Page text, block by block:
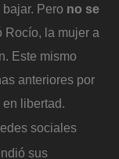
Pero no se
Rocío, la mujer a
Este mismo
anteriores por
libertad.
sociales
sus